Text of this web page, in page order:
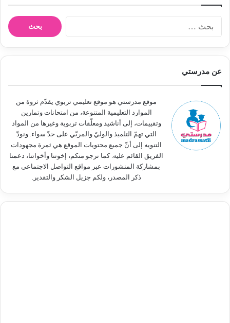
ن
عن مدرستي
موقع مدرستي هو موقع تعليمي تربوي يقدّم ثروة من
الموارد التعليمية المتنوعة، من امتحانات وتمارين
وتقييمات، إلى أناشيد ومعلّقات تربوية وغيرها من المواد
التي تهمّ التلميذ والوليّ والمربّي على حدّ سواء. ونودّ
التنويه إلى أنّ جميع محتويات الموقع هي ثمرة مجهودات
الفريق القائم عليه. كما نرجو منكم، إخوتنا وأخواتنا، دعمنا
بمشاركة المنشورات عبر مواقع التواصل الاجتماعي مع
ذكر المصدر، ولكم جزيل الشكر والتقدير.